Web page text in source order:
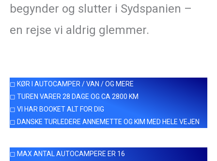
begynder og slutter i Sydspanien –
en rejse vi aldrig glemmer.
◻ KØR I AUTOCAMPER / VAN / OG MERE
◻ TUREN VARER 28 DAGE OG CA 2800 KM
◻ VI HAR BOOKET ALT FOR DIG
◻ DANSKE TURLEDERE ANNEMETTE OG KIM MED HELE VEJEN
◻ MAX ANTAL AUTOCAMPERE ER 16